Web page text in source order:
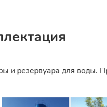
и резервуара для воды.